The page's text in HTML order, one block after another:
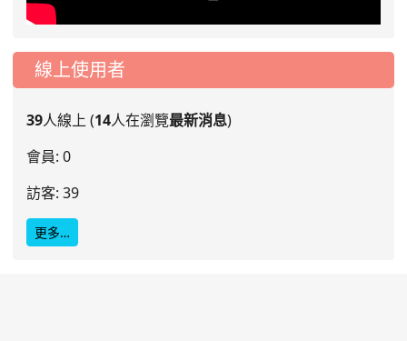
線上使用者
39人線上 (14人在瀏覽最新消息)
會員: 0
訪客: 39
更多…